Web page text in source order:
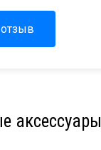
аксессуары